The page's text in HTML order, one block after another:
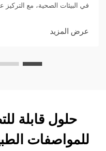
في البيئات الصحية، مع
عرض المزيد
حلول قابلة
للمواصفات